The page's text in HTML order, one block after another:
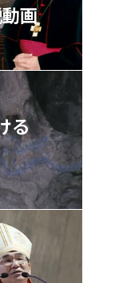
画
る